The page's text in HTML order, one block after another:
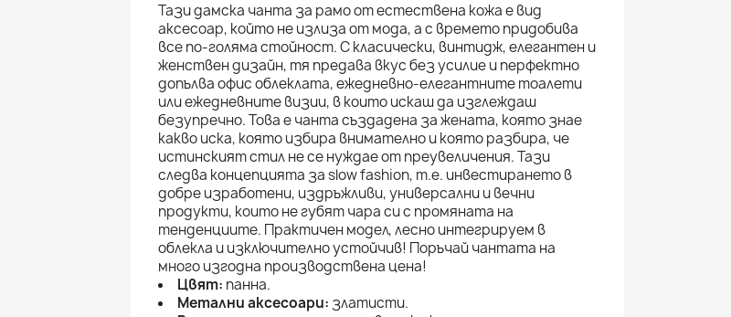
Тази дамска чанта за рамо от естествена кожа е вид
аксесоар, който не излиза от мода, а с времето придобива
все по-голяма стойност. С класически, винтидж, елегантен и
женствен дизайн, тя предава вкус без усилие и перфектно
допълва офис облеклата, ежедневно-елегантните тоалети
или ежедневните визии, в които искаш да изглеждаш
безупречно. Това е чанта създадена за жената, която знае
какво иска, която избира внимателно и която разбира, че
истинският стил не се нуждае от преувеличения. Тази
следва концепцията за slow fashion, т.е. инвестирането в
добре изработени, издръжливи, универсални и вечни
продукти, които не губят чара си с промяната на
тенденциите. Практичен модел, лесно интегрируем в
облекла и изключително устойчив! Поръчай чантата на
много изгодна производствена цена!
Цвят: панна.
Метални аксесоари: златисти.